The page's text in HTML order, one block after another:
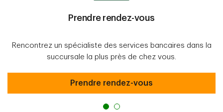
Prendre rendez-vous
Rencontrez un spécialiste des services bancaires dans la
succursale la plus près de chez vous.
Prendre rendez-vous
Prendre rendez-vous